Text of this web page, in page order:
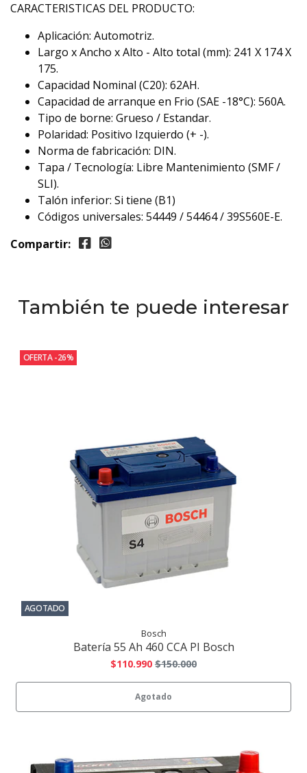
CARACTERISTICAS DEL PRODUCTO:
Aplicación: Automotriz.
Largo x Ancho x Alto - Alto total (mm): 241 X 174 X
175.
Capacidad Nominal (C20): 62AH.
Capacidad de arranque en Frio (SAE -18°C): 560A.
Tipo de borne: Grueso / Estandar.
Polaridad: Positivo Izquierdo (+ -).
Norma de fabricación: DIN.
Tapa / Tecnología: Libre Mantenimiento (SMF /
SLI).
Talón inferior: Si tiene (B1)
Códigos universales: 54449 / 54464 / 39S560E-E.
Compartir:
También te puede interesar
OFERTA -26%
AGOTADO
Bosch
Batería 55 Ah 460 CCA PI Bosch
$110.990 $150.000
Agotado